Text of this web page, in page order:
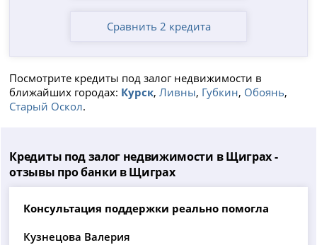
Сравнить 2 кредита
Посмотрите кредиты под залог недвижимости в
ближайших городах: Курск,Ливны, Губкин, Обоянь,
Старый Оскол.
Кредиты под залог недвижимости в Щиграх -
отзывы про банки в Щиграх
Консультация поддержки реально помогла
Кузнецова Валерия